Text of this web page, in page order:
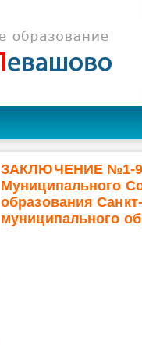
ЗАКЛЮЧЕНИЕ №1-
Муниципального
образования
муниципального